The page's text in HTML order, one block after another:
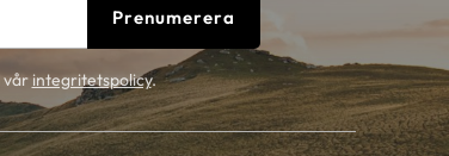
Prenumerera
vårintegritetspolicy.